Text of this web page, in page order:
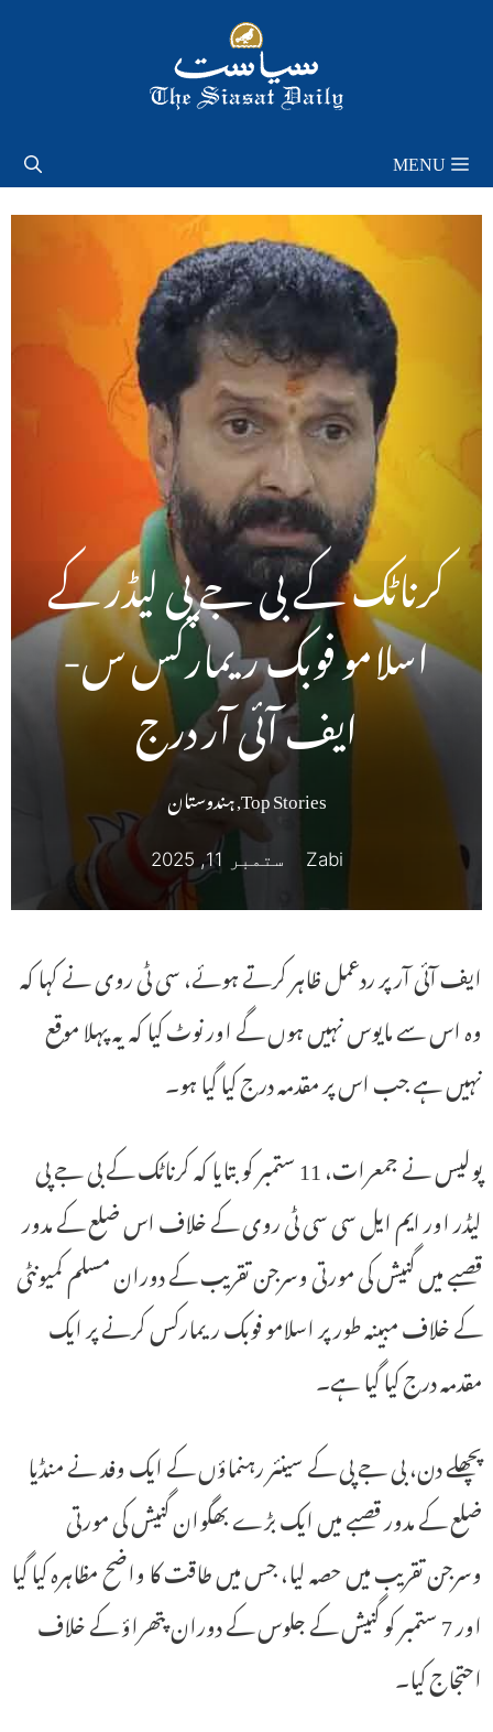
MENU
کرناٹک کے بی جے پی لیڈر کے
اسلامو فوبک ریمارکس س-
ایف آئی آر درج
Top Stories
,ہندوستان
Zabi ستمبر 11, 2025
ایف آئی آر پر ردعمل ظاہر کرتے ہوئے، سی ٹی روی نے کہا کہ
وہ اس سے مایوس نہیں ہوں گے اور نوٹ کیا کہ یہ پہلا موقع
نہیں ہے جب اس پر مقدمہ درج کیا گیا ہو۔
پولیس نے جمعرات، 11 ستمبر کو بتایا کہ کرناٹک کے بی جے پی
لیڈر اور ایم ایل سی سی ٹی روی کے خلاف اس ضلع کے مدور
قصبے میں گنیش کی مورتی وسرجن تقریب کے دوران مسلم کمیونٹی
کے خلاف مبینہ طور پر اسلامو فوبک ریمارکس کرنے پر ایک
مقدمہ درج کیا گیا ہے۔
پچھلے دن، بی جے پی کے سینئر رہنماؤں کے ایک وفد نے منڈیا
ضلع کے مدور قصبے میں ایک بڑے بھگوان گنیش کی مورتی
وسرجن تقریب میں حصہ لیا، جس میں طاقت کا واضح مظاہرہ کیا گیا
اور 7 ستمبر کو گنیش کے جلوس کے دوران پتھراؤ کے خلاف
احتجاج کیا۔